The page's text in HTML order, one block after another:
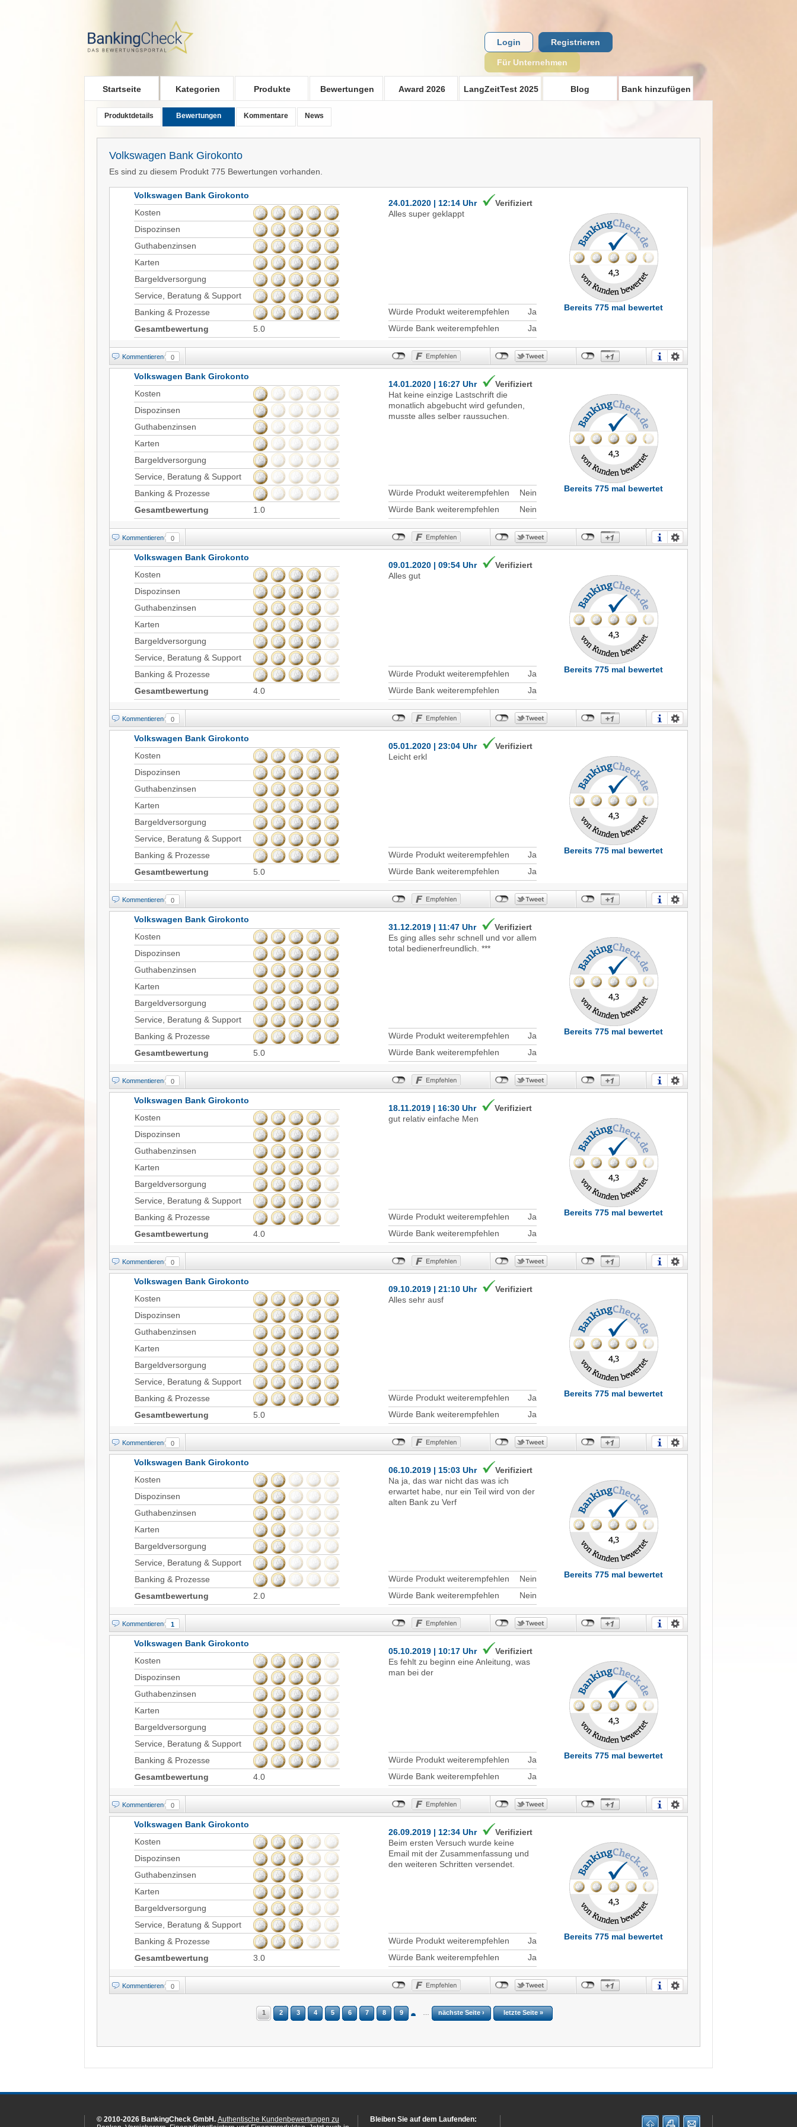
Startseite Kategorien Produkte Bewertungen Award 2026 LangZeitTest 2025 Blog Bank hinzufügen
Login Registrieren
Für Unternehmen
Produktdetails Bewertungen Kommentare News
Volkswagen Bank Girokonto
Es sind zu diesem Produkt 775 Bewertungen vorhanden.
Volkswagen Bank Girokonto
Kosten
Dispozinsen
Guthabenzinsen
Karten
Bargeldversorgung
Service, Beratung & Support
Banking & Prozesse
Gesamtbewertung
5.0
24.01.2020 | 12:14 Uhr
Verifiziert
Alles super geklappt
Würde Produkt weiterempfehlen
Ja
Würde Bank weiterempfehlen
Ja
Bereits 775 mal bewertet
Kommentieren 0
Volkswagen Bank Girokonto
Kosten
Dispozinsen
Guthabenzinsen
Karten
Bargeldversorgung
Service, Beratung & Support
Banking & Prozesse
Gesamtbewertung
1.0
14.01.2020 | 16:27 Uhr
Verifiziert
Hat keine einzige Lastschrift die
monatlich abgebucht wird gefunden,
musste alles selber raussuchen.
Würde Produkt weiterempfehlen
Nein
Würde Bank weiterempfehlen
Nein
Bereits 775 mal bewertet
Kommentieren 0
Volkswagen Bank Girokonto
Kosten
Dispozinsen
Guthabenzinsen
Karten
Bargeldversorgung
Service, Beratung & Support
Banking & Prozesse
Gesamtbewertung
4.0
09.01.2020 | 09:54 Uhr
Verifiziert
Alles gut
Würde Produkt weiterempfehlen
Ja
Würde Bank weiterempfehlen
Ja
Bereits 775 mal bewertet
Kommentieren 0
Volkswagen Bank Girokonto
Kosten
Dispozinsen
Guthabenzinsen
Karten
Bargeldversorgung
Service, Beratung & Support
Banking & Prozesse
Gesamtbewertung
5.0
05.01.2020 | 23:04 Uhr
Verifiziert
Leicht erkl
Würde Produkt weiterempfehlen
Ja
Würde Bank weiterempfehlen
Ja
Bereits 775 mal bewertet
Kommentieren 0
Volkswagen Bank Girokonto
Kosten
Dispozinsen
Guthabenzinsen
Karten
Bargeldversorgung
Service, Beratung & Support
Banking & Prozesse
Gesamtbewertung
5.0
31.12.2019 | 11:47 Uhr
Verifiziert
Es ging alles sehr schnell und vor allem
total bedienerfreundlich. ***
Würde Produkt weiterempfehlen
Ja
Würde Bank weiterempfehlen
Ja
Bereits 775 mal bewertet
Kommentieren 0
Volkswagen Bank Girokonto
Kosten
Dispozinsen
Guthabenzinsen
Karten
Bargeldversorgung
Service, Beratung & Support
Banking & Prozesse
Gesamtbewertung
4.0
18.11.2019 | 16:30 Uhr
Verifiziert
gut relativ einfache Men
Würde Produkt weiterempfehlen
Ja
Würde Bank weiterempfehlen
Ja
Bereits 775 mal bewertet
Kommentieren 0
Volkswagen Bank Girokonto
Kosten
Dispozinsen
Guthabenzinsen
Karten
Bargeldversorgung
Service, Beratung & Support
Banking & Prozesse
Gesamtbewertung
5.0
09.10.2019 | 21:10 Uhr
Verifiziert
Alles sehr ausf
Würde Produkt weiterempfehlen
Ja
Würde Bank weiterempfehlen
Ja
Bereits 775 mal bewertet
Kommentieren 0
Volkswagen Bank Girokonto
Kosten
Dispozinsen
Guthabenzinsen
Karten
Bargeldversorgung
Service, Beratung & Support
Banking & Prozesse
Gesamtbewertung
2.0
06.10.2019 | 15:03 Uhr
Verifiziert
Na ja, das war nicht das was ich
erwartet habe, nur ein Teil wird von der
alten Bank zu Verf
Würde Produkt weiterempfehlen
Nein
Würde Bank weiterempfehlen
Nein
Bereits 775 mal bewertet
Kommentieren 1
Volkswagen Bank Girokonto
Kosten
Dispozinsen
Guthabenzinsen
Karten
Bargeldversorgung
Service, Beratung & Support
Banking & Prozesse
Gesamtbewertung
4.0
05.10.2019 | 10:17 Uhr
Verifiziert
Es fehlt zu beginn eine Anleitung, was
man bei der
Würde Produkt weiterempfehlen
Ja
Würde Bank weiterempfehlen
Ja
Bereits 775 mal bewertet
Kommentieren 0
Volkswagen Bank Girokonto
Kosten
Dispozinsen
Guthabenzinsen
Karten
Bargeldversorgung
Service, Beratung & Support
Banking & Prozesse
Gesamtbewertung
3.0
26.09.2019 | 12:34 Uhr
Verifiziert
Beim ersten Versuch wurde keine
Email mit der Zusammenfassung und
den weiteren Schritten versendet.
Würde Produkt weiterempfehlen
Ja
Würde Bank weiterempfehlen
Ja
Bereits 775 mal bewertet
Kommentieren 0
1 2 3 4 5 6 7 8 9 nächste Seite › letzte Seite »
© 2010-2026 BankingCheck GmbH. Authentische Kundenbewertungen zu
Bleiben Sie auf dem Laufenden: